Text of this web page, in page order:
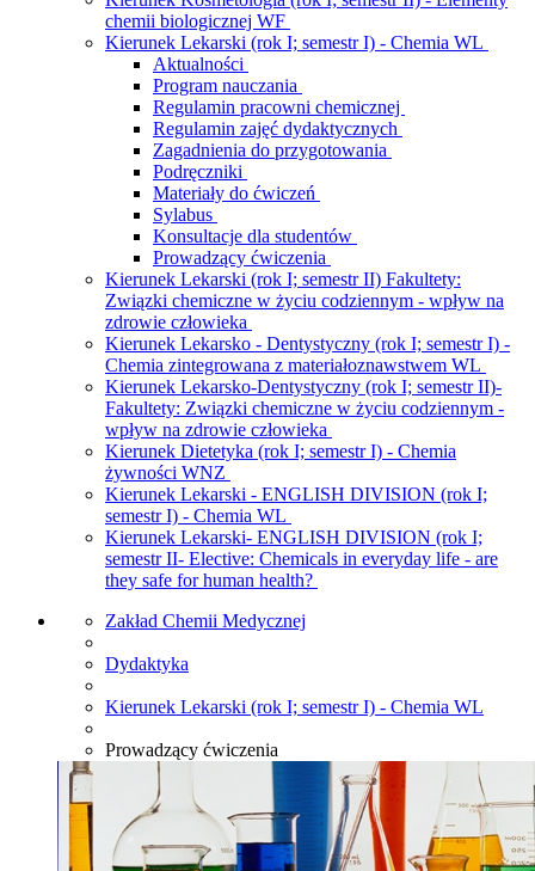
chemii biologicznej WF
Kierunek Lekarski (rok I; semestr I) - Chemia WL
Aktualności
Program nauczania
Regulamin pracowni chemicznej
Regulamin zajęć dydaktycznych
Zagadnienia do przygotowania
Podręczniki
Materiały do ćwiczeń
Sylabus
Konsultacje dla studentów
Prowadzący ćwiczenia
Kierunek Lekarski (rok I; semestr II) Fakultety:
Związki chemiczne w życiu codziennym - wpływ na
zdrowie człowieka
Kierunek Lekarsko - Dentystyczny (rok I; semestr I) -
Chemia zintegrowana z materiałoznawstwem WL
Kierunek Lekarsko-Dentystyczny (rok I; semestr II)-
Fakultety: Związki chemiczne w życiu codziennym -
wpływ na zdrowie człowieka
Kierunek Dietetyka (rok I; semestr I) - Chemia
żywności WNZ
Kierunek Lekarski - ENGLISH DIVISION (rok I;
semestr I) - Chemia WL
Kierunek Lekarski- ENGLISH DIVISION (rok I;
semestr II- Elective: Chemicals in everyday life - are
they safe for human health?
Zakład Chemii Medycznej
Dydaktyka
Kierunek Lekarski (rok I; semestr I) - Chemia WL
Prowadzący ćwiczenia